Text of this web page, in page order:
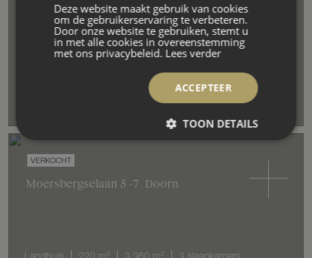
Landhuis 2.416 m² 41.900 m² 41 slaapkamers
VERKOCHT
Moersbergselaan 5 -7 Doorn
Deze website maakt gebruik van cookies
om de gebruikerservaring te verbeteren.
Door onze website te gebruiken, stemt u
in met alle cookies in overeenstemming
met ons privacybeleid. Lees verder
ACCEPTEER
TOON DETAILS